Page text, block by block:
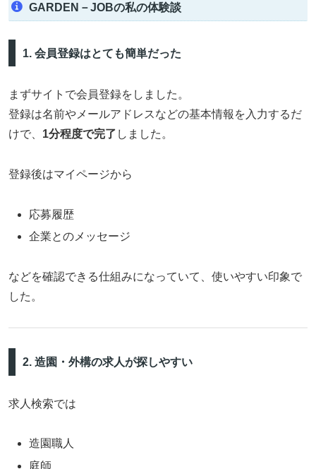
GARDEN－JOBの私の体験談
1. 会員登録はとても簡単だった
まずサイトで会員登録をしました。
登録は名前やメールアドレスなどの基本情報を入力するだ
けで、 1分程度で完了 しました。
登録後はマイページから
応募履歴
企業とのメッセージ
などを確認できる仕組みになっていて、使いやすい印象で
した。
2. 造園・外構の求人が探しやすい
求人検索では
造園職人
庭師